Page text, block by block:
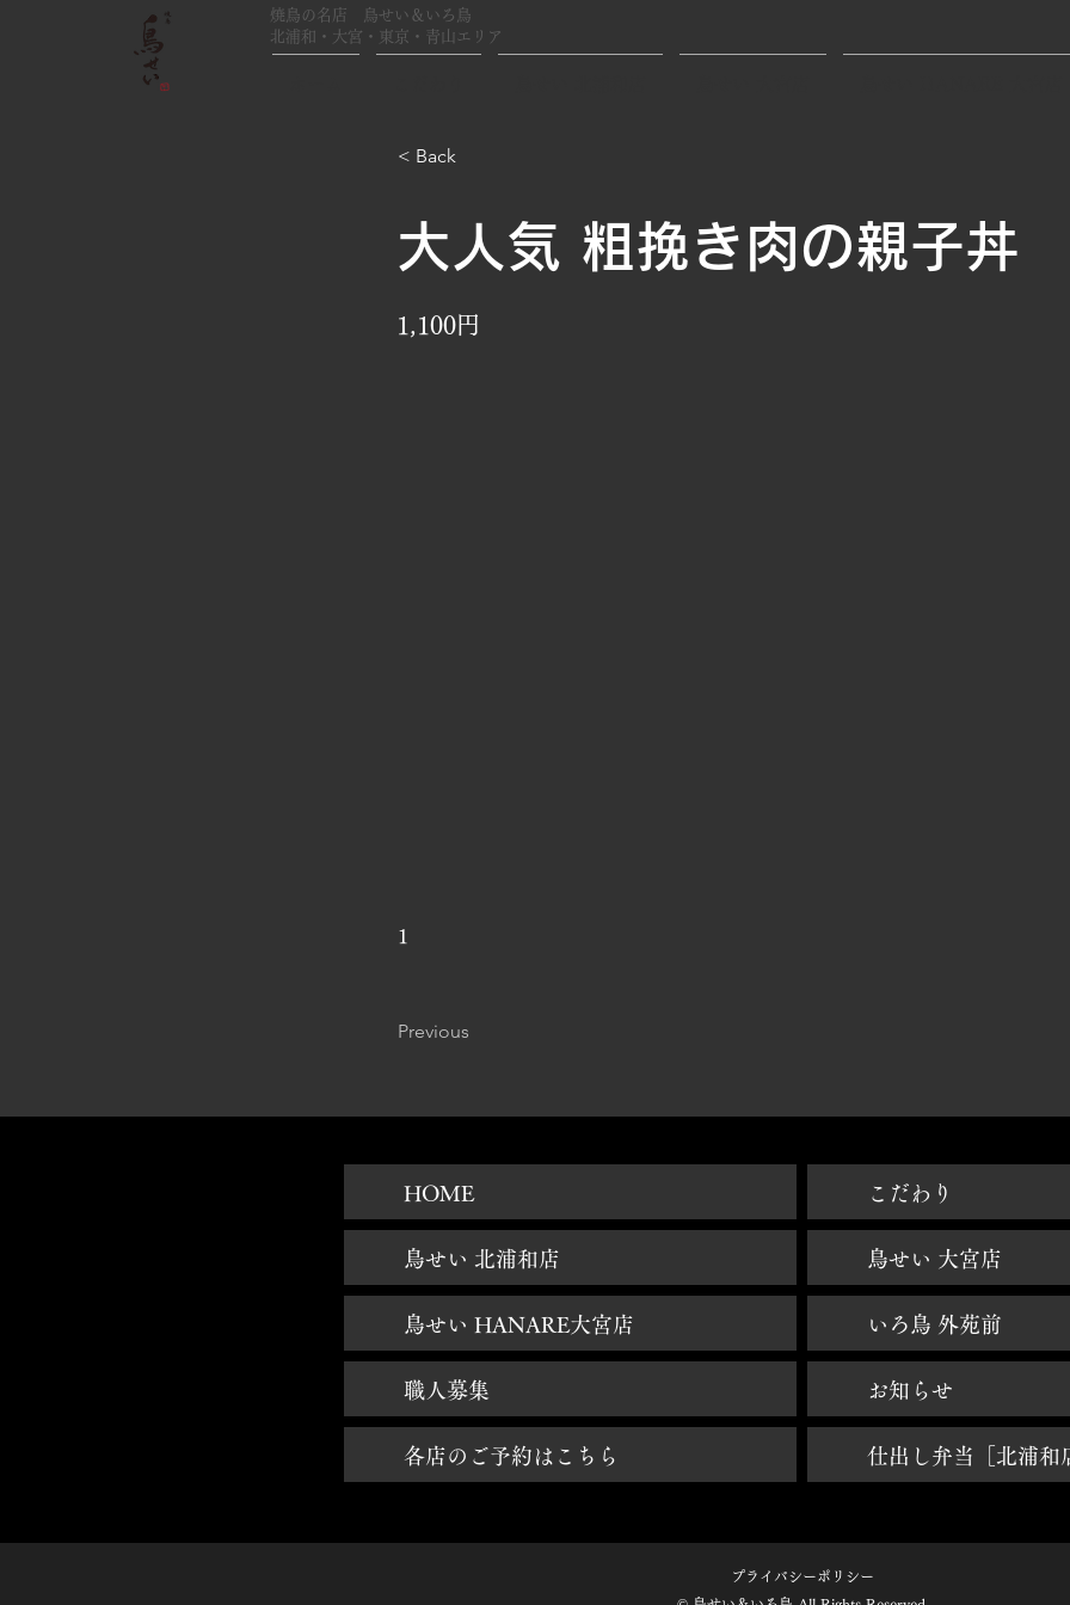
焼鳥の名店 鳥せい＆いろ鳥
北浦和・大宮・東京・青山エリア
< Back
大人気 粗挽き肉の親子丼
1,100円
1
Previous
HOME
鳥せい 北浦和店
鳥せい HANARE大宮店
職人募集
各店のご予約はこちら
​こだわり
鳥せい 大宮店
いろ鳥 外苑前
お知らせ
仕出し弁当［北浦和
プライバシーポリシー